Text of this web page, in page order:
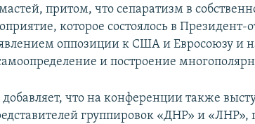
притом, что сепаратизм в
которое состоялось в Президент-
оппозиции к США и Евросоюзу и
и построение
что на конференции также
группировок «ДНР» и «ЛНР»,